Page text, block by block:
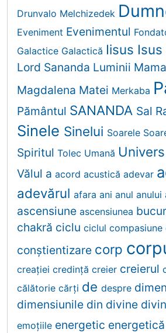
Drunvalo Melchizedek
Eveniment Evenimentul
Galactice Galactică Iisus Isus
Lord Sananda Luminii Mama
Magdalena Matei Merkaba
Pământul SANANDA Sal
Sinele Sinelui Soarele
Spiritul Tolec Umană Univers
Vălul a acord acustică adevar
adevărul afara ani anul anului
ascensiune ascensiunea
chakră ciclu ciclul compasiune
conştientizare corp
creației credinţă creier creierul
călătorie cărţi de despre
dimensiunile din divine
emoţiile energetic energetică